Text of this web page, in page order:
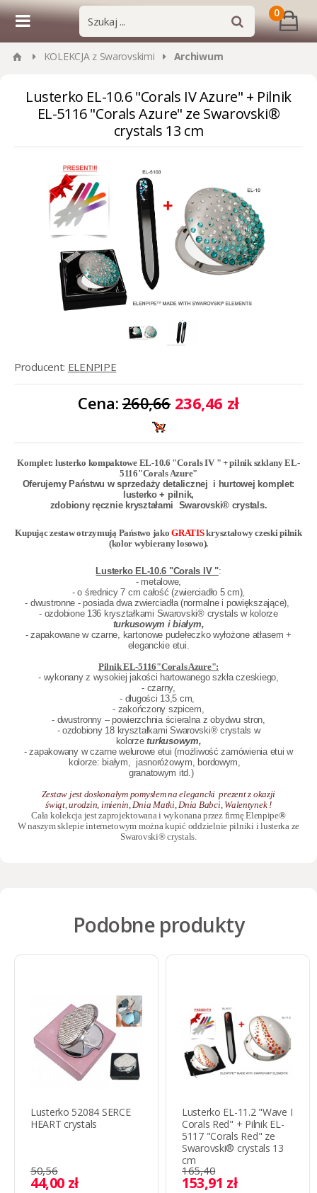
0
KOLEKCJA z Swarovskimi Archiwum
Lusterko EL-10.6 "Corals IV Azure" + Pilnik
EL-5116 "Corals Azure" ze Swarovski®
crystals 13 cm
Producent: ELENPIPE
Cena:260,66 236,46 zł
Komplet: lusterko kompaktowe EL-10.6 "Corals IV " + pilnik szklany EL-
5116"Corals Azure"
Oferujemy Państwu w sprzedaży detalicznej i hurtowej komplet:
lusterko + pilnik,
zdobiony ręcznie kryształami Swarovski® crystals.
Kupując zestaw otrzymują Państwo jakoGRATISkryształowy czeski pilnik
(kolor wybierany losowo).
Lusterko EL-10.6 "Corals IV ":
- metalowe,
- o średnicy 7 cm całość (zwierciadło 5 cm),
- dwustronne - posiada dwa zwierciadła (normalne i powiększające),
- ozdobione 136 kryształkami Swarovski® crystals w kolorze
turkusowym i białym,
- zapakowane w czarne, kartonowe pudełeczko wyłożone atłasem +
eleganckie etui.
Pilnik EL-5116"Corals Azure":
- wykonany z wysokiej jakości hartowanego szkła czeskiego,
- czarny,
- długości 13,5 cm,
- zakończony szpicem,
- dwustronny – powierzchnia ścieralna z obydwu stron,
- ozdobiony 18 kryształkamiSwarovski® crystals w
kolorzeturkusowym,
- zapakowany w czarne welurowe etui (możliwość zamówienia etui w
kolorze: białym, jasnoróżowym, bordowym,
granatowym itd.)
Zestaw jest doskonałym pomysłem na elegancki prezent z okazji
świąt, urodzin, imienin, Dnia Matki, Dnia Babci, Walentynek !
Cała kolekcja jest zaprojektowana i wykonana przez firmę Elenpipe®
W naszym sklepie internetowym można kupić oddzielnie pilniki ilusterkaze
Swarovski® crystals.
Podobne produkty
Lusterko 52084 SERCE
HEART crystals
50,56
44,00 zł
Lusterko EL-11.2 "Wave I
Corals Red" + Pilnik EL-
5117 "Corals Red" ze
Swarovski® crystals 13
cm
165,40
153,91 zł